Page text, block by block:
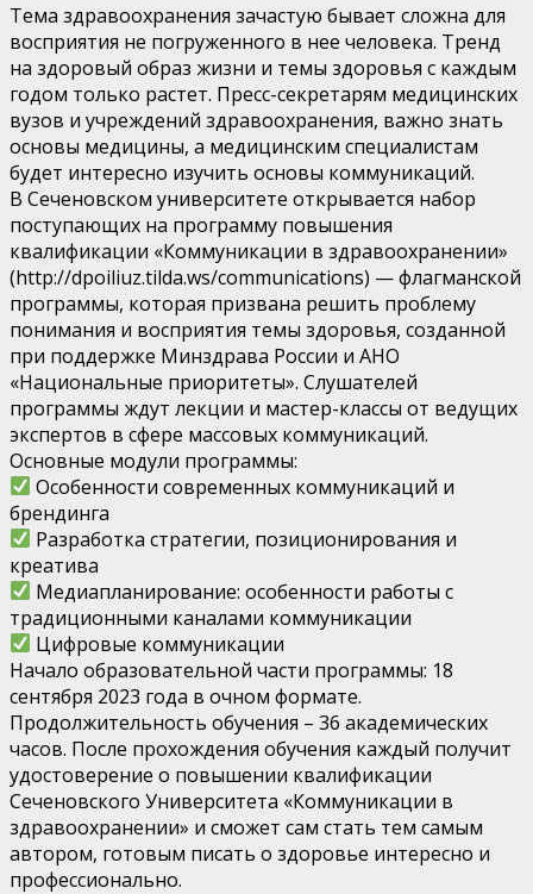
Тема здравоохранения зачастую бывает сложна для
восприятия не погруженного в нее человека. Тренд
на здоровый образ жизни и темы здоровья с каждым
годом только растет. Пресс-секретарям медицинских
вузов и учреждений здравоохранения, важно знать
основы медицины, а медицинским специалистам
будет интересно изучить основы коммуникаций.
В Сеченовском университете открывается набор
поступающих на программу повышения
квалификации «Коммуникации в здравоохранении»
(http://dpoiliuz.tilda.ws/communications) — флагманской
программы, которая призвана решить проблему
понимания и восприятия темы здоровья, созданной
при поддержке Минздрава России и АНО
«Национальные приоритеты». Слушателей
программы ждут лекции и мастер-классы от ведущих
экспертов в сфере массовых коммуникаций.
Основные модули программы:
Особенности современных коммуникаций и
брендинга
Разработка стратегии, позиционирования и
креатива
Медиапланирование: особенности работы с
традиционными каналами коммуникации
Цифровые коммуникации
Начало образовательной части программы: 18
сентября 2023 года в очном формате.
Продолжительность обучения – 36 академических
часов. После прохождения обучения каждый получит
удостоверение о повышении квалификации
Сеченовского Университета «Коммуникации в
здравоохранении» и сможет сам стать тем самым
автором, готовым писать о здоровье интересно и
профессионально.